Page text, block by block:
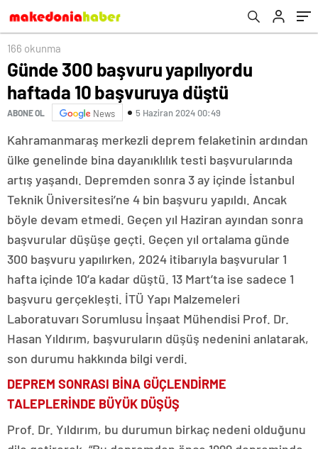
166 okunma
Günde 300 başvuru yapılıyordu
haftada 10 başvuruya düştü
ABONE OL News 5 Haziran 2024 00:49
Kahramanmaraş merkezli deprem felaketinin ardından
ülke genelinde bina dayanıklılık testi başvurularında
artış yaşandı. Depremden sonra 3 ay içinde İstanbul
Teknik Üniversitesi’ne 4 bin başvuru yapıldı. Ancak
böyle devam etmedi. Geçen yıl Haziran ayından sonra
başvurular düşüşe geçti. Geçen yıl ortalama günde
300 başvuru yapılırken, 2024 itibarıyla başvurular 1
hafta içinde 10’a kadar düştü. 13 Mart’ta ise sadece 1
başvuru gerçekleşti. İTÜ Yapı Malzemeleri
Laboratuvarı Sorumlusu İnşaat Mühendisi Prof. Dr.
Hasan Yıldırım, başvuruların düşüş nedenini anlatarak,
son durumu hakkında bilgi verdi.
DEPREM SONRASI BİNA GÜÇLENDİRME
TALEPLERİNDE BÜYÜK DÜŞÜŞ
Prof. Dr. Yıldırım, bu durumun birkaç nedeni olduğunu